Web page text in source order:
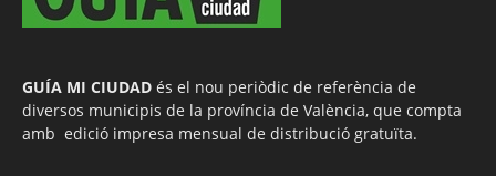
GUÍA MI CIUDAD és el nou periòdic de referència de
diversos municipis de la província de València, que compta
amb edició impresa mensual de distribució gratuïta.